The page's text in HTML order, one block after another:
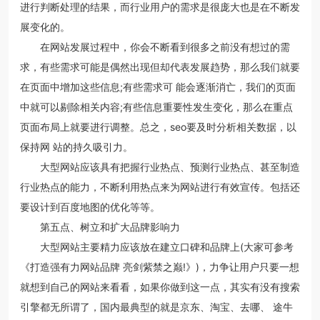
进行判断处理的结果，而行业用户的需求是很庞大也是在不断发
展变化的。
在网站发展过程中，你会不断看到很多之前没有想过的需
求，有些需求可能是偶然出现但却代表发展趋势，那么我们就要
在页面中增加这些信息;有些需求可 能会逐渐消亡，我们的页面
中就可以剔除相关内容;有些信息重要性发生变化，那么在重点
页面布局上就要进行调整。总之，seo要及时分析相关数据，以
保持网 站的持久吸引力。
大型网站应该具有把握行业热点、预测行业热点、甚至制造
行业热点的能力，不断利用热点来为网站进行有效宣传。包括还
要设计到百度地图的优化等等。
第五点、树立和扩大品牌影响力
大型网站主要精力应该放在建立口碑和品牌上(大家可参考
《打造强有力网站品牌 亮剑紫禁之巅!》)，力争让用户只要一想
就想到自己的网站来看看，如果你做到这一点，其实有没有搜索
引擎都无所谓了，国内最典型的就是京东、淘宝、去哪、 途牛